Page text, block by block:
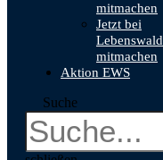
mitmachen
Jetzt bei
Lebenswald
mitmachen
Aktion EWS
Suche